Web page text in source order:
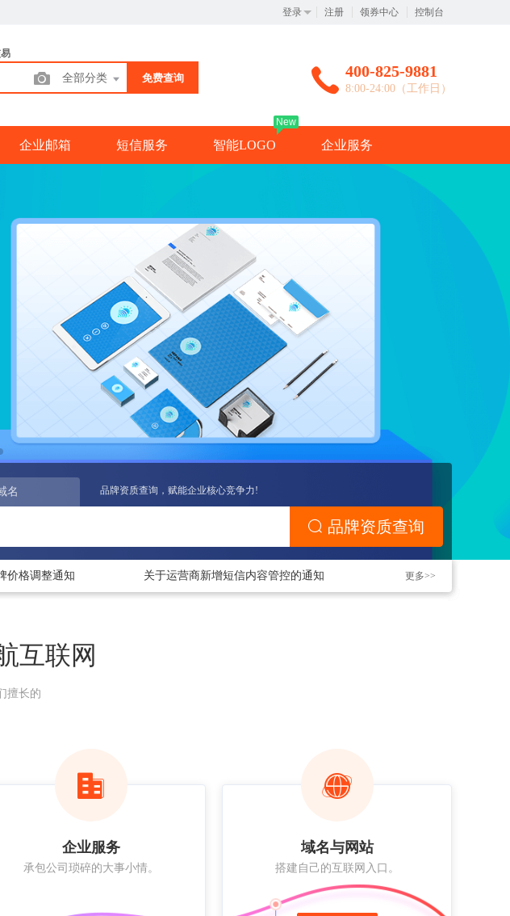
登录 注册 领券中心 控制台
全部分类 免费查询 400-825-9881
8:00-24:00（工作日）
企业邮箱 短信服务 智能LOGO
New
企业服务
名 品牌资质查询，赋能企业核心竞争力!
品牌资质查询
企壹航“域”见中秋，免费领中秋礼品
价格调整通知 关于运营商新增短信内容管控的通知 更多>>
互联网
擅长的
企业服务
承包公司琐碎的大事小情。
域名与网站
搭建自己的互联网入口。